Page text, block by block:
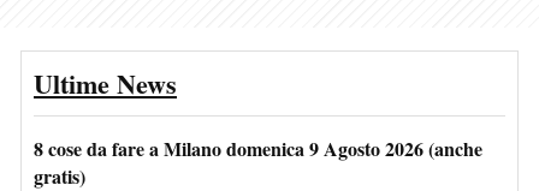
Ultime News
8 cose da fare a Milano domenica 9 Agosto 2026 (anche
gratis)